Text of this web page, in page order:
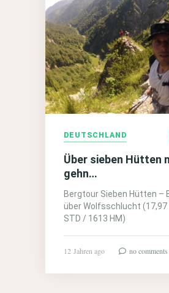
DEUTSCHLAND
Über sieben Hütten
gehn…
Bergtour Sieben Hütten –
über Wolfsschlucht (17,97
STD / 1613 HM)
12 Jahren ago no comments